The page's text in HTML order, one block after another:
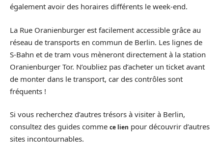
également avoir des horaires différents le week-end.
La Rue Oranienburger est facilement accessible grâce au
réseau de transports en commun de Berlin. Les lignes de
S-Bahn et de tram vous mèneront directement à la station
Oranienburger Tor. N’oubliez pas d’acheter un ticket avant
de monter dans le transport, car des contrôles sont
fréquents !
Si vous recherchez d’autres trésors à visiter à Berlin,
consultez des guides comme ce lien pour découvrir d’autres
sites incontournables.